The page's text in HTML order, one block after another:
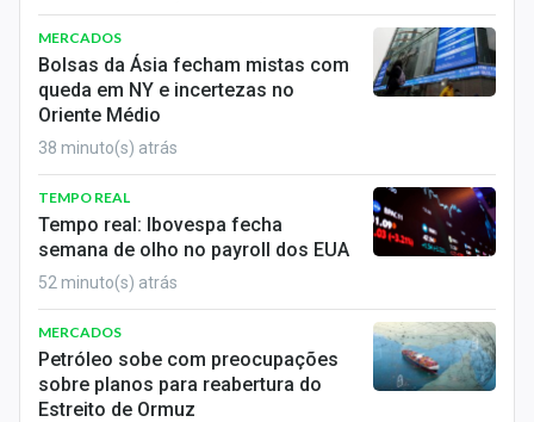
Empresas
Brasil
Colunas
Marketing
MERCADOS
Bolsas da Ásia fecham mistas com
queda em NY e incertezas no
Oriente Médio
38 minuto(s) atrás
TEMPO REAL
Tempo real: Ibovespa fecha
semana de olho no payroll dos EUA
52 minuto(s) atrás
MERCADOS
Petróleo sobe com preocupações
sobre planos para reabertura do
Estreito de Ormuz